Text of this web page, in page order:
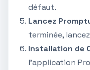
défaut.
Lancez
terminée,
Installation de
l'application